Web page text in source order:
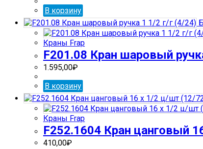
В корзину
Краны Frap
F201.08 Кран шаровый
1.595,00₽
В корзину
Краны Frap
F252.1604 Кран цанговый
410,00₽